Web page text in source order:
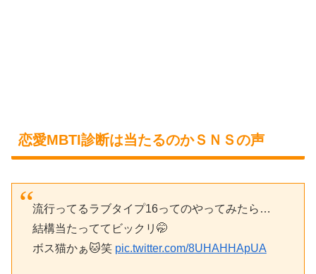
恋愛MBTI診断は当たるのかＳＮＳの声
流行ってるラブタイプ16ってのやってみたら…
結構当たっててビックリ🤭
ボス猫かぁ🐱笑 pic.twitter.com/8UHAHHApUA